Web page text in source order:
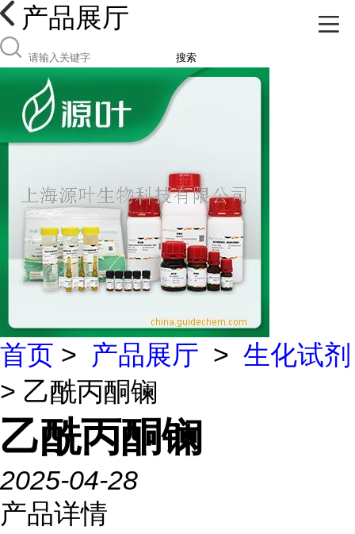
产品展厅
搜索
首页 > 产品展厅 > 生化试剂
> 乙酰丙酮镧
乙酰丙酮镧
2025-04-28
产品详情